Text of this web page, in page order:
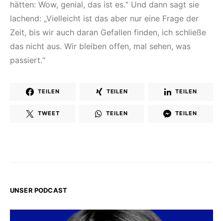
hätten: Wow, genial, das ist es.“ Und dann sagt sie
lachend: „Vielleicht ist das aber nur eine Frage der
Zeit, bis wir auch daran Gefallen finden, ich schließe
das nicht aus. Wir bleiben offen, mal sehen, was
passiert.“
TEILEN TEILEN TEILEN
TWEET TEILEN TEILEN
UNSER PODCAST